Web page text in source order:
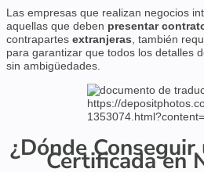
Las empresas que realizan negocios
aquellas que deben presentar
contrapartes extranjeras , también
para garantizar que todos los detalles
sin ambigüedades.
https://
¿Dónde
Certificada en